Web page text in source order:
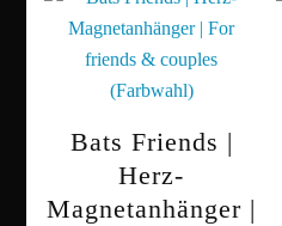
Bats Friends |
Herz-
Magnetanhänger |